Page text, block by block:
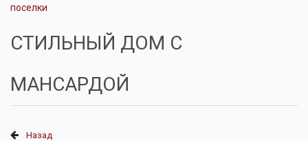
поселки
СТИЛЬНЫЙ ДОМ С
МАНСАРДОЙ
Назад